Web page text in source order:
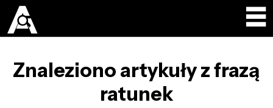
Znaleziono artykuły z frazą
ratunek